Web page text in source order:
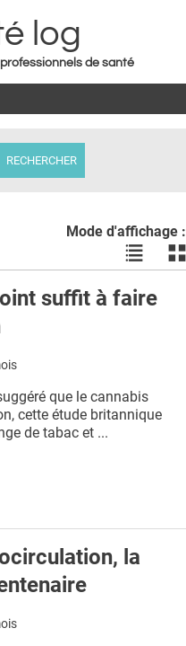
log
de santé
Mode d'affichage :
Voir
les
en
les
suffit à faire
que le cannabis
cette étude britannique
de tabac et ...
la